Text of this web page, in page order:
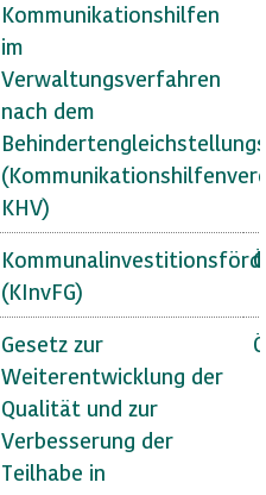
Kommunikationshilfen
im
Verwaltungsverfahren
nach dem
KHV)
(KInvFG)
Gesetz zur
Weiterentwicklung der
Qualität und zur
Verbesserung der
Teilhabe in